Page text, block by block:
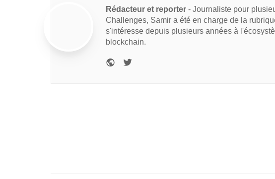
Rédacteur et reporter - Journaliste pour
Challenges, Samir a été en charge de la
s'intéresse depuis plusieurs années à
blockchain.